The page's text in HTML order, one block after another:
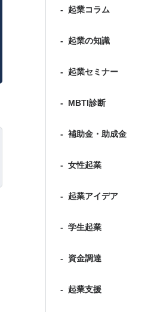
- 起業コラム
- 起業の知識
- 起業セミナー
- MBTI診断
- 補助金・助成金
- 女性起業
- 起業アイデア
- 学生起業
- 資金調達
- 起業支援